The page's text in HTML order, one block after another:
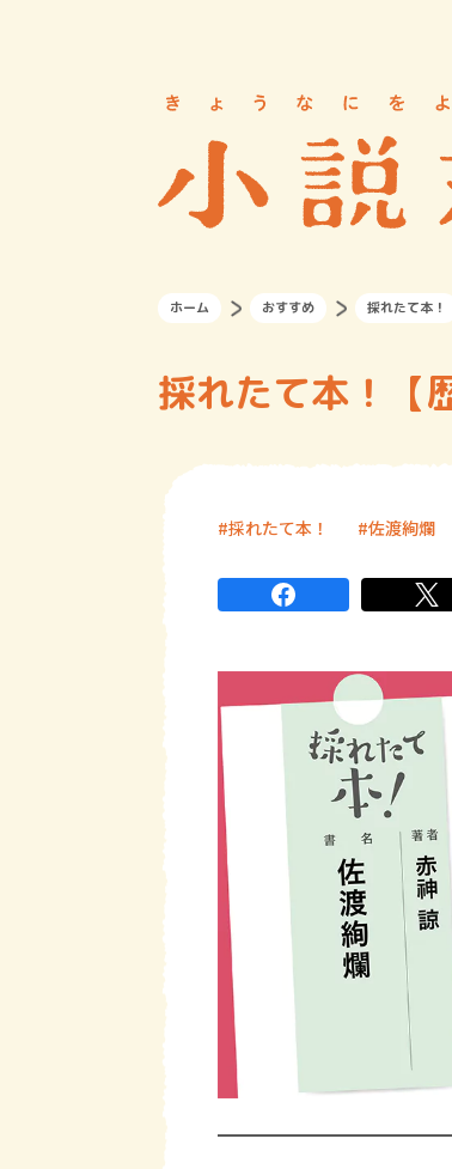
ホーム おすすめ 採れたて本！
採れたて本！【
採れたて本！ 佐渡絢爛